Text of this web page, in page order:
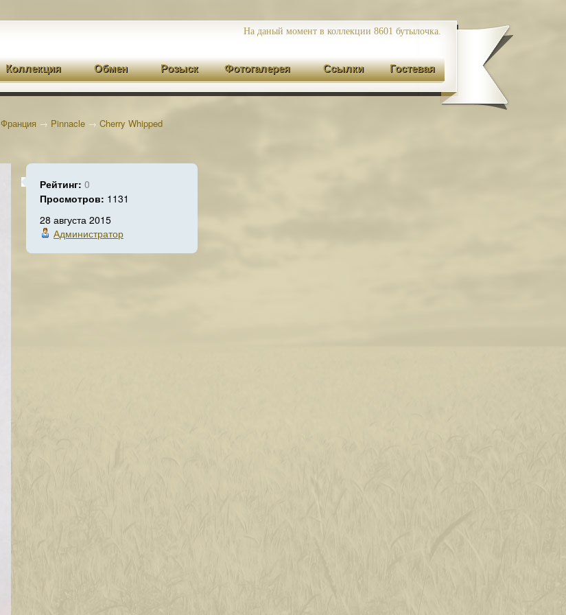
На даный момент в коллекции 8601 бутылочка.
Коллекция Обмен Розыск Фотогалерея Ссылки Гостевая
Франция → Pinnacle → Cherry Whipped
Рейтинг: 0
Просмотров: 1131
28 августа 2015
Администратор